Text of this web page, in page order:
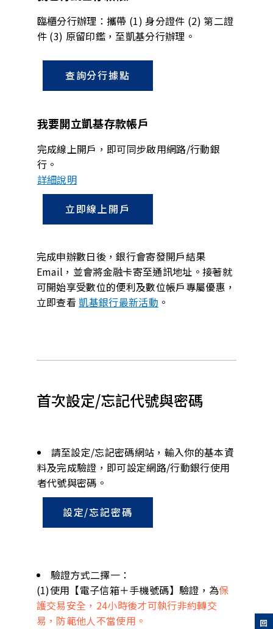
臨櫃分行辦理：攜帶 (1) 身分證件 (2) 第二證
件 (3) 原留印鑑，至凱基分行辦理。
查詢分行據點
我要開立凱基存款帳戶
完成線上開戶，即可同步啟用網路/行動銀
行。
詳細說明
立即線上開戶
完成申辦數日後，銀行會寄發開戶結果
Email，並會將金融卡寄至通訊地址。接著就
可開始享受數位的便利及數位帳戶專屬優惠，
立即查看凱基銀行最新活動 。
首次設定/忘記代號與密碼
請至設定/忘記密碼網站，輸入你的基本資
料及完成驗證，即可設定網路/行動銀行使用
者代號與密碼。
設定/忘記密碼
驗證方式二擇一：
(1)使用【電子信箱＋手機號碼】驗證，為保
護交易安全，24小時後才可執行非約轉交
易，防範他人不當使用。